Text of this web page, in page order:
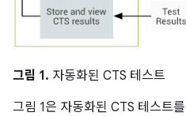
그림 1. 자동화된 CTS 테스트
그림 1은 자동화된 CTS 테스트